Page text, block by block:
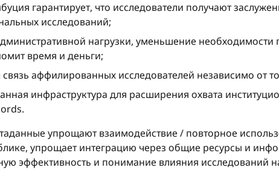
гарантирует, что исследователи получают
исследований;
нагрузки, уменьшение необходимости
время и деньги;
аффилированных исследователей независимо от
инфраструктура для расширения охвата
упрощают взаимодействие / повторное
упрощает интеграцию через общие ресурсы и
эффективность и понимание влияния исследований